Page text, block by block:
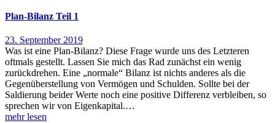
Plan-Bilanz Teil 1
23. September 2019
Was ist eine Plan-Bilanz? Diese Frage wurde uns des Letzteren
oftmals gestellt. Lassen Sie mich das Rad zunächst ein wenig
zurückdrehen. Eine „normale“ Bilanz ist nichts anderes als die
Gegenüberstellung von Vermögen und Schulden. Sollte bei der
Saldierung beider Werte noch eine positive Differenz verbleiben, so
sprechen wir von Eigenkapital.…
mehr lesen